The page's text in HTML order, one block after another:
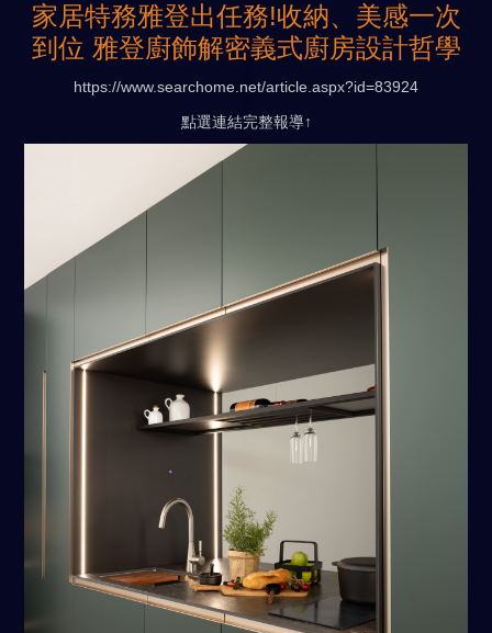
家居特務雅登出任務!收納、美感一次
到位 雅登廚飾解密義式廚房設計哲學
https://www.searchome.net/article.aspx?id=83924
點選連結完整報導↑